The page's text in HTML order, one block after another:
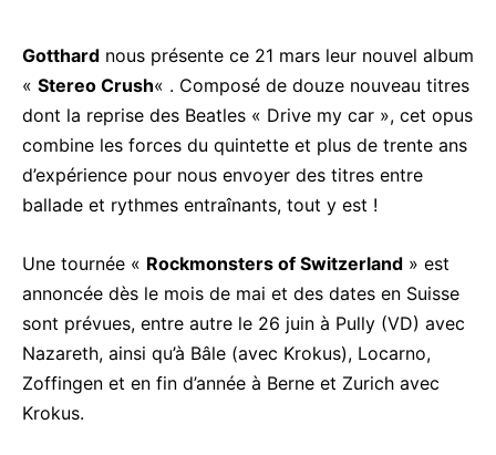
Gotthard nous présente ce 21 mars leur nouvel album
« Stereo Crush« . Composé de douze nouveau titres
dont la reprise des Beatles « Drive my car », cet opus
combine les forces du quintette et plus de trente ans
d’expérience pour nous envoyer des titres entre
ballade et rythmes entraînants, tout y est !
Une tournée « Rockmonsters of Switzerland » est
annoncée dès le mois de mai et des dates en Suisse
sont prévues, entre autre le 26 juin à Pully (VD) avec
Nazareth, ainsi qu’à Bâle (avec Krokus), Locarno,
Zoffingen et en fin d’année à Berne et Zurich avec
Krokus.